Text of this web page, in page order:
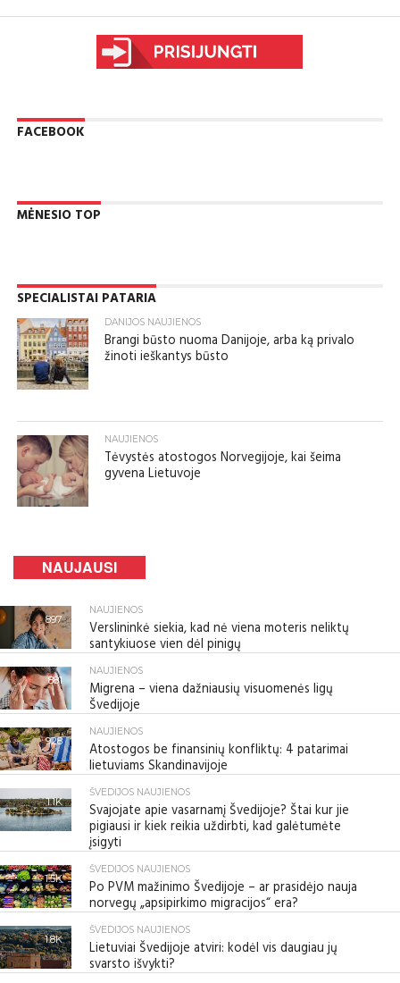
FACEBOOK
MĖNESIO TOP
SPECIALISTAI PATARIA
DANIJOS NAUJIENOS
Brangi būsto nuoma Danijoje, arba ką privalo
žinoti ieškantys būsto
NAUJIENOS
Tėvystės atostogos Norvegijoje, kai šeima
gyvena Lietuvoje
NAUJAUSI
897
NAUJIENOS
Verslininkė siekia, kad nė viena moteris neliktų
santykiuose vien dėl pinigų
881
NAUJIENOS
Migrena – viena dažniausių visuomenės ligų
Švedijoje
928
NAUJIENOS
Atostogos be finansinių konfliktų: 4 patarimai
lietuviams Skandinavijoje
1.1K
ŠVEDIJOS NAUJIENOS
Svajojate apie vasarnamį Švedijoje? Štai kur jie
pigiausi ir kiek reikia uždirbti, kad galėtumėte
įsigyti
1.5K
ŠVEDIJOS NAUJIENOS
Po PVM mažinimo Švedijoje – ar prasidėjo nauja
norvegų „apsipirkimo migracijos“ era?
1.8K
ŠVEDIJOS NAUJIENOS
Lietuviai Švedijoje atviri: kodėl vis daugiau jų
svarsto išvykti?